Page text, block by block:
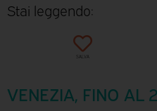
Stai leggendo:
SALVA
VENEZIA, FINO AL